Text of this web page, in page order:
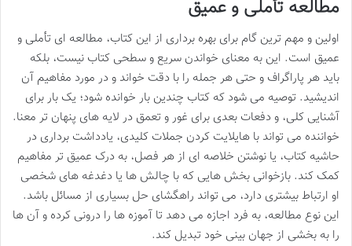
مطالعه تأملی و عمیق
اولین و مهم ترین گام برای بهره برداری از این کتاب، مطالعه ای تأملی و
عمیق است. این به معنای خواندن سریع و سطحی کتاب نیست، بلکه
باید هر پاراگراف و حتی هر جمله را با دقت خواند و در مورد مفاهیم آن
اندیشید. توصیه می شود که کتاب چندین بار خوانده شود؛ یک بار برای
آشنایی کلی، و دفعات بعدی برای غور و تعمق در لایه های پنهان تر معنا.
خواننده می تواند با هایلایت کردن جملات کلیدی، یادداشت برداری در
حاشیه کتاب، یا نوشتن خلاصه ای از هر فصل، به درک عمیق تر مفاهیم
کمک کند. بازخوانی بخش هایی که با چالش ها یا دغدغه های شخصی
او ارتباط بیشتری دارد، می تواند راهگشای حل بسیاری از مسائل باشد.
این نوع مطالعه، به فرد اجازه می دهد تا آموزه ها را درونی کرده و آن ها
را به بخشی از جهان بینی خود تبدیل کند.